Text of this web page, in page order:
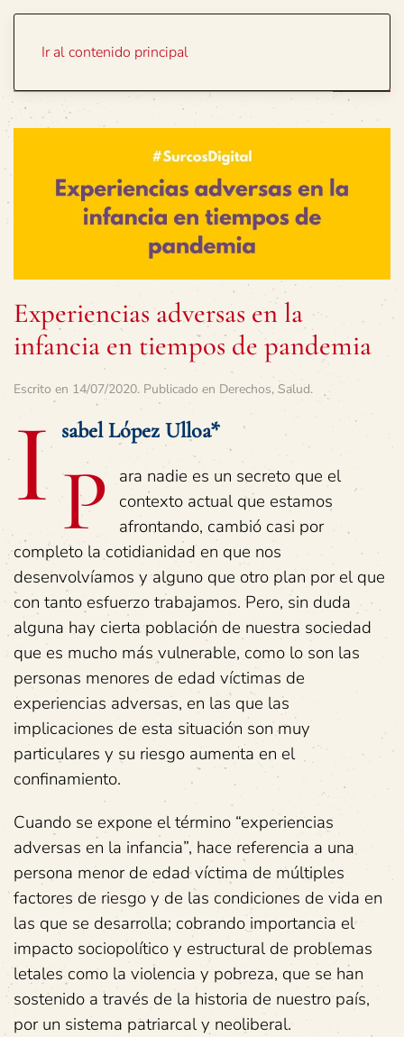
Ir al contenido principal
Experiencias adversas en la
infancia en tiempos de pandemia
Escrito en 14/07/2020. Publicado en Derechos, Salud.
I sabel López Ulloa*
P
ara nadie es un secreto que el
contexto actual que estamos
afrontando, cambió casi por
completo la cotidianidad en que nos
desenvolvíamos y alguno que otro plan por el que
con tanto esfuerzo trabajamos. Pero, sin duda
alguna hay cierta población de nuestra sociedad
que es mucho más vulnerable, como lo son las
personas menores de edad víctimas de
experiencias adversas, en las que las
implicaciones de esta situación son muy
particulares y su riesgo aumenta en el
confinamiento.
Cuando se expone el término “experiencias
adversas en la infancia”, hace referencia a una
persona menor de edad víctima de múltiples
factores de riesgo y de las condiciones de vida en
las que se desarrolla; cobrando importancia el
impacto sociopolítico y estructural de problemas
letales como la violencia y pobreza, que se han
sostenido a través de la historia de nuestro país,
por un sistema patriarcal y neoliberal.